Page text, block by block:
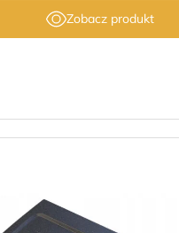
Zobacz produkt